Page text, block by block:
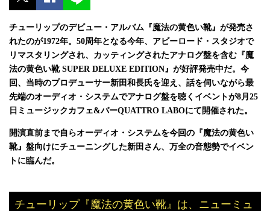
チューリップのデビュー・アルバム『魔法の黄色い靴』が発売さ
れたのが1972年。50周年となる今年、アビーロード・スタジオで
リマスタリングされ、カッティングされたアナログ盤を含む『魔
法の黄色い靴 SUPER DELUXE EDITION』が好評発売中だ。今
回、当時のプロデューサー新田和長氏を迎え、話を伺いながら最
先端のオーディオ・システムでアナログ盤を聴くイベントが8月25
日ミュージックカフェ&バーQUATTRO LABOにて開催された。
開演直前まで自らオーディオ・システムを今回の『魔法の黄色い
靴』盤向けにチューニングした新田さん、万全の音態勢でイベン
トに臨んだ。
チューリップ『魔法の黄色い靴』は、ニューミュ